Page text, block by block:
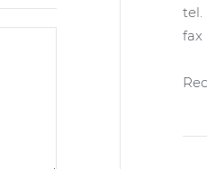
tel.
fax